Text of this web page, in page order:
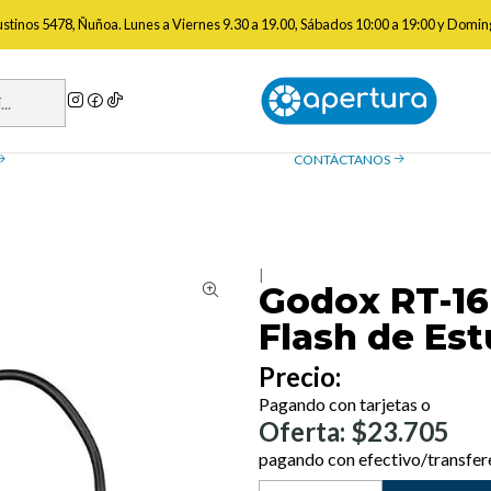
5478, Ñuñoa. Lunes a Viernes 9.30 a 19.00, Sábados 10:00 a 19:00 y
de Estudio Triggers Flash Estudio Godox RT-16 Radio
de reembolso
necesitas saber sobre las
Contáctanos
¿Tienes preguntas? Estamos
CONTÁCTANOS
Godox RT-
Flash de
Precio:
Pagando con tarjetas o
Oferta: $23.705
pagando con efectivo/